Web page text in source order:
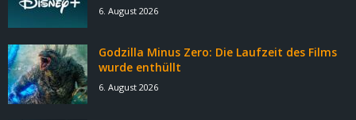
6. August 2026
Godzilla Minus Zero: Die Laufzeit des Films
wurde enthüllt
6. August 2026